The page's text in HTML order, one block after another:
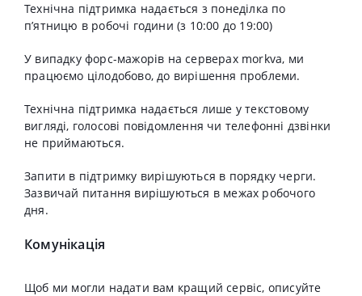
Технічна підтримка надається з понеділка по
пʼятницю в робочі години (з 10:00 до 19:00)
У випадку форс-мажорів на серверах morkva, ми
працюємо цілодобово, до вирішення проблеми.
Технічна підтримка надається лише у текстовому
вигляді, голосові повідомлення чи телефонні дзвінки
не приймаються.
Запити в підтримку вирішуються в порядку черги.
Зазвичай питання вирішуються в межах робочого
дня.
Комунікація
Щоб ми могли надати вам кращий сервіс, описуйте